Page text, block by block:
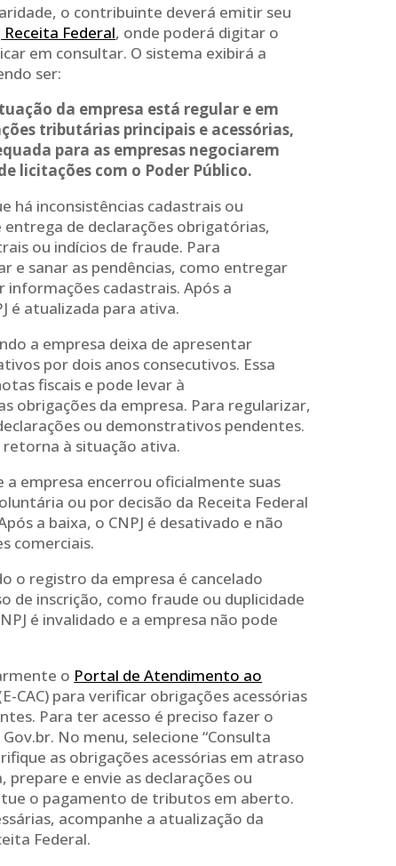
o contribuinte deverá emitir seu
Receita Federal, onde poderá digitar o
em consultar. O sistema exibirá a
ser:
da empresa está regular e em
tributárias principais e acessórias,
para as empresas negociarem
licitações com o Poder Público.
há inconsistências cadastrais ou
de declarações obrigatórias,
ou indícios de fraude. Para
e sanar as pendências, como entregar
cadastrais. Após a
é atualizada para ativa.
a empresa deixa de apresentar
por dois anos consecutivos. Essa
fiscais e pode levar à
obrigações da empresa. Para regularizar,
ou demonstrativos pendentes.
retorna à situação ativa.
a empresa encerrou oficialmente suas
ou por decisão da Receita Federal
a baixa, o CNPJ é desativado e não
comerciais.
o registro da empresa é cancelado
de inscrição, como fraude ou duplicidade
é invalidado e a empresa não pode
o Portal de Atendimento ao
CAC) para verificar obrigações acessórias
Para ter acesso é preciso fazer o
No menu, selecione “Consulta
as obrigações acessórias em atraso
prepare e envie as declarações ou
o pagamento de tributos em aberto.
acompanhe a atualização da
Federal.